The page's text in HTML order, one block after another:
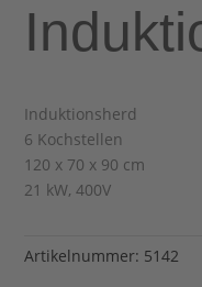
Induktionsherd
6 Kochstellen
120 x 70 x 90 cm
21 kW, 400V
Artikelnummer: 5142